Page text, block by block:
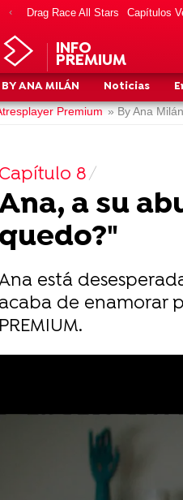
Drag Race All Stars Capítulos
INFO
PREMIUM
BY ANA MILÁN Noticias
Premium » By Ana Milán
Capítulo 8
a su
quedo?"
está
acaba de enamorar
PREMIUM.